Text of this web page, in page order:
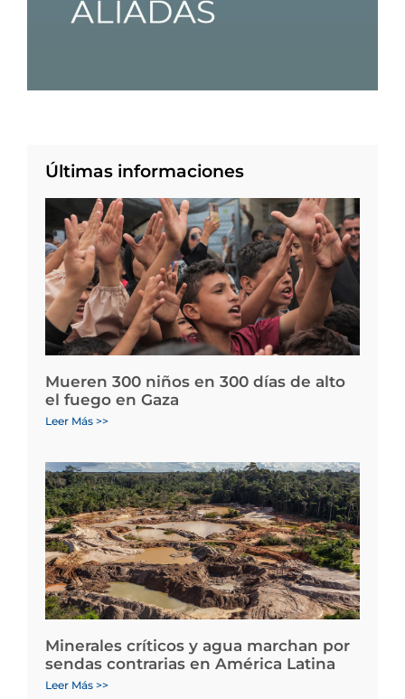
Últimas informaciones
Mueren 300 niños en 300 días de alto
el fuego en Gaza
Leer Más >>
Minerales críticos y agua marchan por
sendas contrarias en América Latina
Leer Más >>